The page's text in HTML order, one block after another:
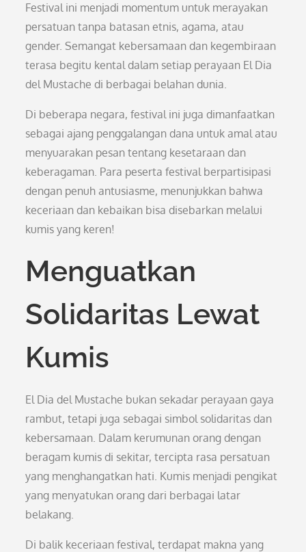
Festival ini menjadi momentum untuk merayakan
persatuan tanpa batasan etnis, agama, atau
gender. Semangat kebersamaan dan kegembiraan
terasa begitu kental dalam setiap perayaan El Dia
del Mustache di berbagai belahan dunia.
Di beberapa negara, festival ini juga dimanfaatkan
sebagai ajang penggalangan dana untuk amal atau
menyuarakan pesan tentang kesetaraan dan
keberagaman. Para peserta festival berpartisipasi
dengan penuh antusiasme, menunjukkan bahwa
keceriaan dan kebaikan bisa disebarkan melalui
kumis yang keren!
Menguatkan
Solidaritas Lewat
Kumis
El Dia del Mustache bukan sekadar perayaan gaya
rambut, tetapi juga sebagai simbol solidaritas dan
kebersamaan. Dalam kerumunan orang dengan
beragam kumis di sekitar, tercipta rasa persatuan
yang menghangatkan hati. Kumis menjadi pengikat
yang menyatukan orang dari berbagai latar
belakang.
Di balik keceriaan festival, terdapat makna yang